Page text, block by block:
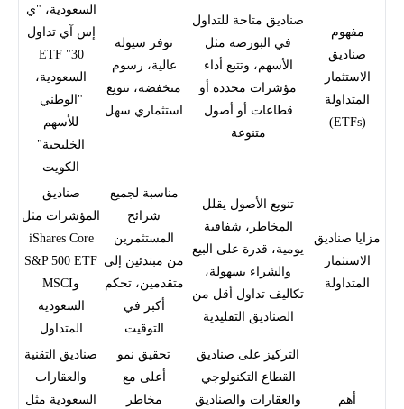
مفهوم
صناديق
الاستثمار
المتداولة
(ETFs)
صناديق متاحة للتداول
في البورصة مثل
الأسهم، وتتبع أداء
مؤشرات محددة أو
قطاعات أو أصول
متنوعة
توفر سيولة
عالية، رسوم
منخفضة، تنويع
استثماري سهل
السعودية، "ي
إس آي تداول
30" ETF
السعودية،
"الوطني
للأسهم
الخليجية"
الكويت
مزايا صناديق
الاستثمار
المتداولة
تنويع الأصول يقلل
المخاطر، شفافية
يومية، قدرة على البيع
والشراء بسهولة،
تكاليف تداول أقل من
الصناديق التقليدية
مناسبة لجميع
شرائح
المستثمرين
من مبتدئين إلى
متقدمين، تحكم
أكبر في
التوقيت
صناديق
المؤشرات مثل
iShares Core
S&P 500 ETF
وMSCI
السعودية
المتداول
أهم
التركيز على صناديق
القطاع التكنولوجي
والعقارات والصناديق
تحقيق نمو
أعلى مع
مخاطر
صناديق التقنية
والعقارات
السعودية مثل